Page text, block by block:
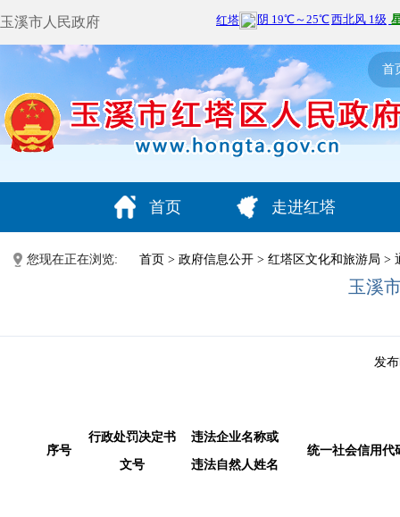
玉溪市人民政府
首
首页 走进红塔
您现在正在浏览: 首页 > 政府信息公开 > 红塔区文化和旅游局 >
玉溪
发
序号
行政处罚决定书
文号
违法企业名称或
违法自然人姓名
统一社会信用代